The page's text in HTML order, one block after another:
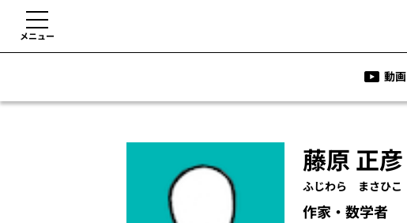
メニュー
動画
藤原 正彦
ふじわら まさひこ
作家・数学者